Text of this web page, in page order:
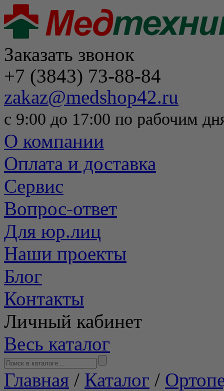
Заказать звонок
+7 (3843) 73-88-84
zakaz@medshop42.ru
с 9:00 до 17:00 по рабочим
О компании
Оплата и доставка
Сервис
Вопрос-ответ
Для юр.лиц
Наши проекты
Блог
Контакты
Личный кабинет
Весь каталог
Главная / Каталог /